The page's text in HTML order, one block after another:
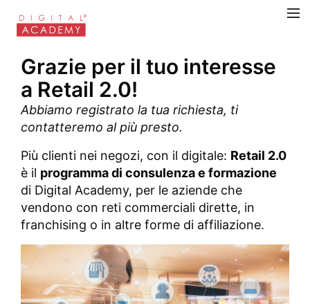
Grazie per il tuo interesse
a Retail 2.0!
Abbiamo registrato la tua richiesta, ti
contatteremo al più presto.
Più clienti nei negozi, con il digitale: Retail 2.0
è il programma di consulenza e formazione
di Digital Academy, per le aziende che
vendono con reti commerciali dirette, in
franchising o in altre forme di affiliazione.